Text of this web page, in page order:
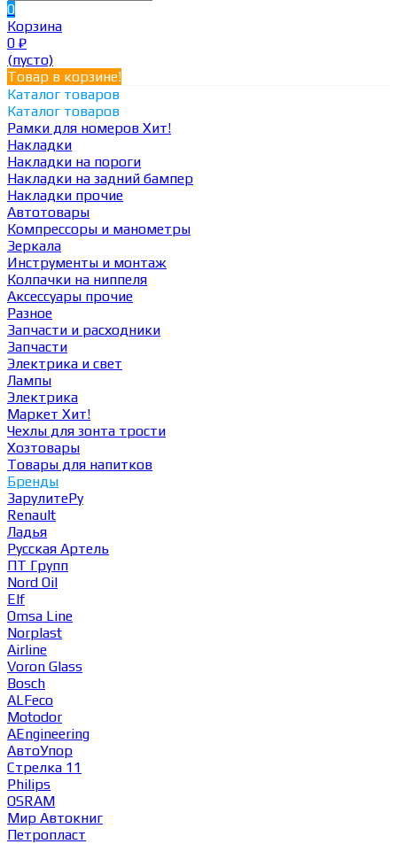
0
Корзина
0 ₽
(пусто)
Товар в корзине!
Каталог товаров
Каталог товаров
Рамки для номеров Хит!
Накладки
Накладки на пороги
Накладки на задний бампер
Накладки прочие
Автотовары
Компрессоры и манометры
Зеркала
Инструменты и монтаж
Колпачки на ниппеля
Аксессуары прочие
Разное
Запчасти и расходники
Запчасти
Электрика и свет
Лампы
Электрика
Маркет Хит!
Чехлы для зонта трости
Хозтовары
Товары для напитков
Бренды
ЗарулитеРу
Renault
Ладья
Русская Артель
ПТ Групп
Nord Oil
Elf
Omsa Line
Norplast
Airline
Voron Glass
Bosch
ALFeco
Motodor
AEngineering
АвтоУпор
Стрелка 11
Philips
OSRAM
Мир Автокниг
Петропласт